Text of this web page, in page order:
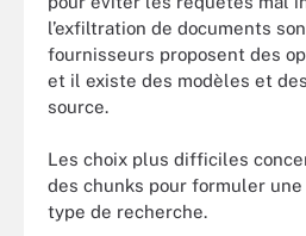
l’exfiltration de documents
fournisseurs proposent des
et il existe des modèles et
source.
Les choix plus difficiles
des chunks pour formuler
type de recherche.